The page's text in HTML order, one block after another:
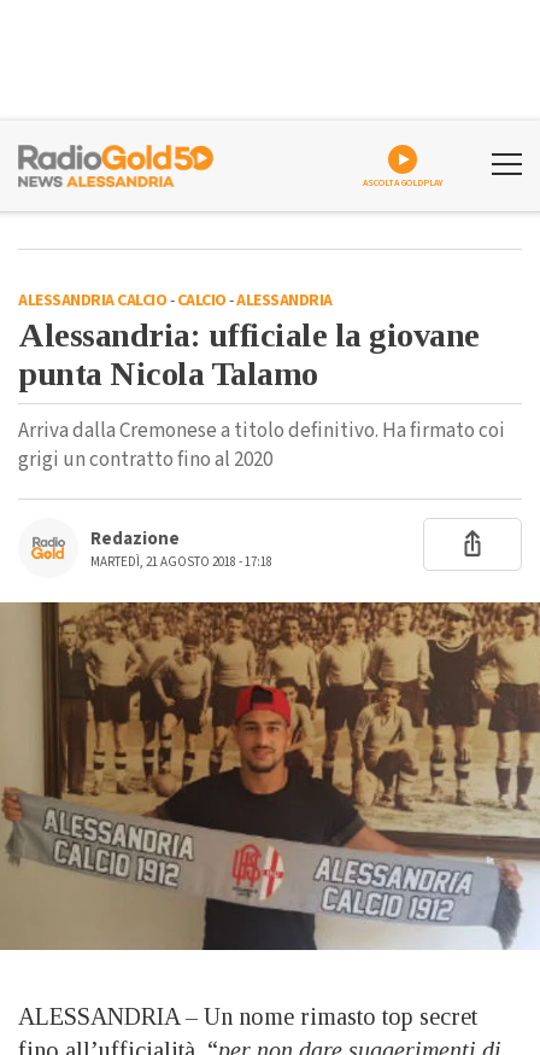
ASCOLTA GOLDPLAY
ALESSANDRIA CALCIO-CALCIO-ALESSANDRIA
Alessandria: ufficiale la giovane
punta Nicola Talamo
Arriva dalla Cremonese a titolo definitivo. Ha firmato coi
grigi un contratto fino al 2020
Redazione
MARTEDÌ, 21 AGOSTO 2018 - 17:18
ALESSANDRIA – Un nome rimasto top secret